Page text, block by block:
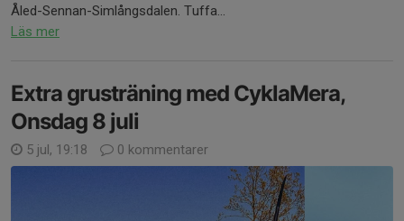
Åled-Sennan-Simlångsdalen. Tuffa...
Läs mer
Extra grusträning med CyklaMera,
Onsdag 8 juli
5 jul, 19:18 0 kommentarer